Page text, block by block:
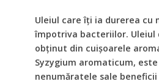
Uleiul care îți ia durerea cu
împotriva bacteriilor. Uleiul
obținut din cuișoarele
Syzygium aromaticum,
nenumăratele sale